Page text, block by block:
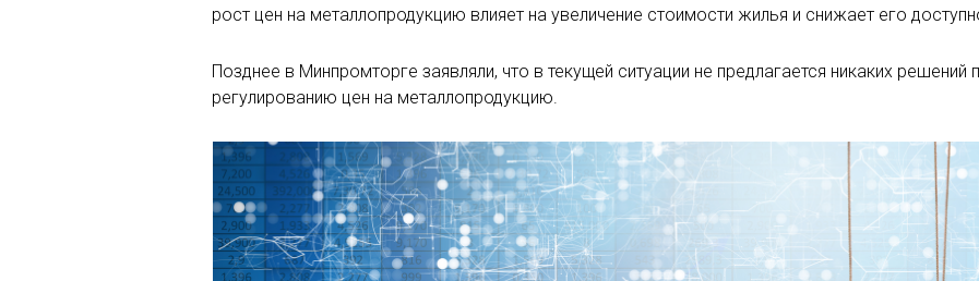
рост цен на металлопродукцию влияет на увеличение стоимости жилья и снижает его
Позднее в Минпромторге заявляли, что в текущей ситуации не предлагается никаких
регулированию цен на металлопродукцию.